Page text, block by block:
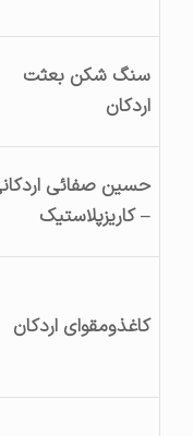
سنگ شکن بعثت
اردکان
حسین صفائی اردکانی
– کاریزپلاستیک
کاغذومقوای اردکان